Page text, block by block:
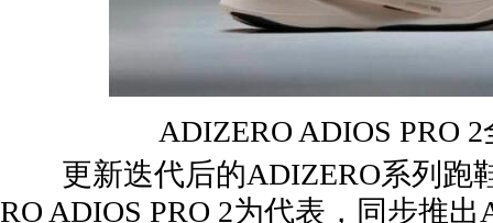
ADIZERO ADIOS PRO
更新迭代后的ADIZERO系列跑
RO ADIOS PRO 2为代表，同步推出